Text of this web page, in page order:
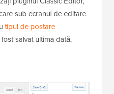
sub ecranul de editare
tipul de postare
salvat ultima dată.